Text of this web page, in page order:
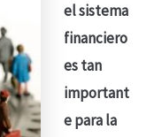
el sistema
financiero
es tan
important
e para la